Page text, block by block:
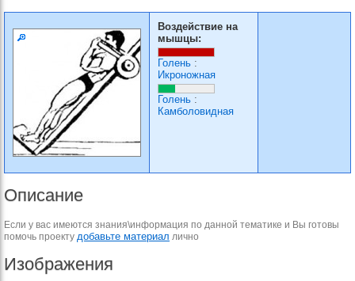
Воздействие на
мышцы:
Голень :
Икроножная
Голень :
Камболовидная
Описание
Если у вас имеются знания\информация по данной тематике и Вы готовы
помочь проекту добавьте материал лично
Изображения